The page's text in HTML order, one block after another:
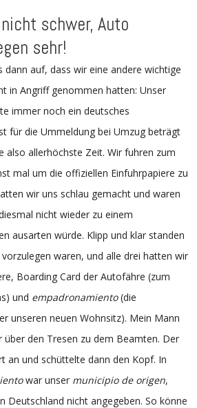
schwer, Auto
sehr!
dann auf, dass wir eine andere wichtige
in Angriff genommen hatten: Unser
immer noch ein deutsches
für die Ummeldung bei Umzug beträgt
also allerhöchste Zeit. Wir fuhren zum
mal um die offiziellen Einfuhrpapiere zu
wir uns schlau gemacht und waren
nicht wieder zu einem
ausarten würde. Klipp und klar standen
waren, und alle drei hatten wir
Boarding Card der Autofähre (zum
und empadronamiento(die
unseren neuen Wohnsitz). Mein Mann
über den Tresen zu dem Beamten. Der
an und schüttelte dann den Kopf. In
war unser municipio de origen,
Deutschland nicht angegeben. So könne